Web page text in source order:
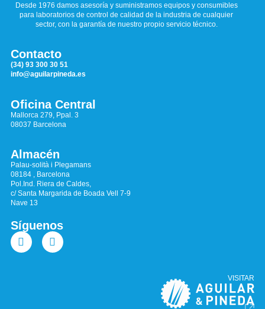
Desde 1976 damos asesoría y suministramos equipos y consumibles
para laboratorios de control de calidad de la industria de cualquier
sector, con la garantía de nuestro propio servicio técnico.
Contacto
(34) 93 300 30 51
info@aguilarpineda.es
Oficina Central
Mallorca 279, Ppal. 3
08037 Barcelona
Almacén
Palau-solità i Plegamans
08184 , Barcelona
Pol.Ind. Riera de Caldes,
c/ Santa Margarida de Boada Vell 7-9
Nave 13
Síguenos
VISITAR